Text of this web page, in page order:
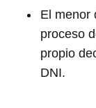
El menor
proceso
propio
DNI.